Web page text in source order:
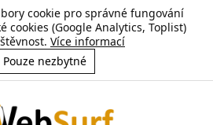
cookie pro správné fungování
cookies (Google Analytics, Toplist)
Více informací
Pouze nezbytné